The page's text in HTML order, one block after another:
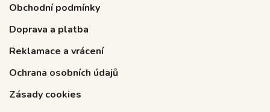
Obchodní podmínky
Doprava a platba
Reklamace a vrácení
Ochrana osobních údajů
Zásady cookies